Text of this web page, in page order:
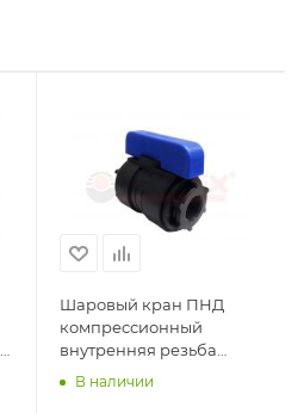
Шаровый кран ПНД
компрессионный
внутренняя резьба
1"х3/4" ДУ 20 мм Valfex
В наличии